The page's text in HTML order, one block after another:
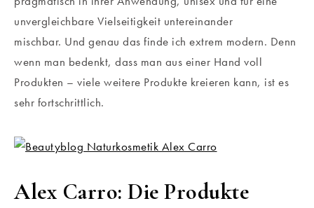
unvergleichbare Vielseitigkeit untereinander
mischbar. Und genau das finde ich extrem modern. Denn
wenn man bedenkt, dass man aus einer Hand voll
Produkten – viele weitere Produkte kreieren kann, ist es
sehr fortschrittlich.
Alex Carro: Die Produkte